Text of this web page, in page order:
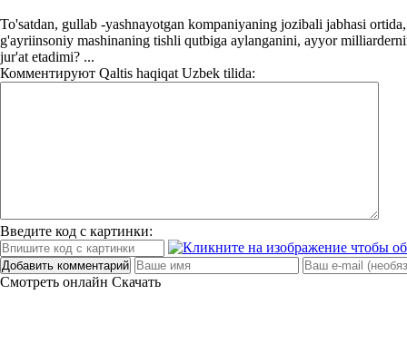
To'satdan, gullab -yashnayotgan kompaniyaning jozibali jabhasi
g'ayriinsoniy mashinaning tishli qutbiga aylanganini, ayyor
jur'at etadimi? ...
Комментируют Qaltis haqiqat Uzbek tilida:
Введите код с картинки:
Добавить комментарий
Смотреть онлайн Скачать